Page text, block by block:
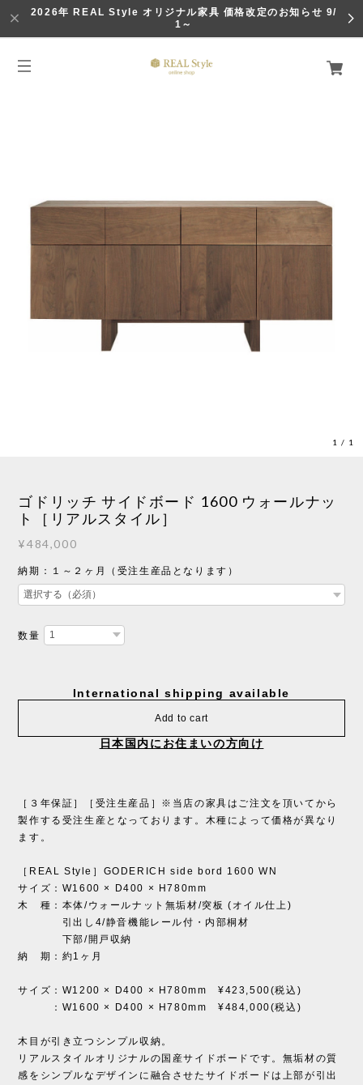
2026年 REAL Style オリジナル家具 価格改定のお知らせ 9/
1～
1 / 1
ゴドリッチ サイドボード 1600 ウォールナッ
ト［リアルスタイル］
¥484,000
納期：１～２ヶ月（受注生産品となります）
数量
International shipping available
Add to cart
日本国内にお住まいの方向け
［３年保証］［受注生産品］※当店の家具はご注文を頂いてから
製作する受注生産となっております。木種によって価格が異なり
ます。
［REAL Style］GODERICH side bord 1600 WN
サイズ：W1600 × D400 × H780mm
木 種：本体/ウォールナット無垢材/突板 (オイル仕上)
引出し4/静音機能レール付・内部桐材
下部/開戸収納
納 期：約1ヶ月
サイズ：W1200 × D400 × H780mm ¥423,500(税込)
：W1600 × D400 × H780mm ¥484,000(税込)
木目が引き立つシンプル収納。
リアルスタイルオリジナルの国産サイドボードです。無垢材の質
感をシンプルなデザインに融合させたサイドボードは上部が引出